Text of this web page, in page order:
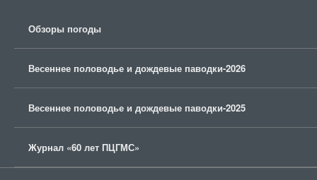
Обзоры погоды
Весеннее половодье и дождевые паводки-2026
Весеннее половодье и дождевые паводки-2025
Журнал «60 лет ПЦГМС»